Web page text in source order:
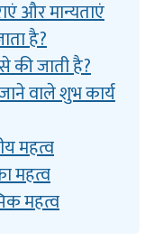
और मान्यताएं
है?
की जाती है?
वाले शुभ कार्य
महत्व
महत्व
महत्व